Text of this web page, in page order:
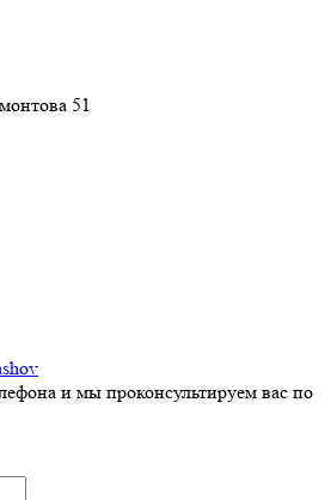
51
и мы проконсультируем вас по